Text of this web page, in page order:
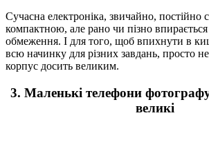
Сучасна електроніка, звичайно, постійно
компактною, але рано чи пізно впирається
обмеження. І для того, щоб впихнути в
всю начинку для різних завдань, просто
корпус досить великим.
3. Маленькі телефони
великі